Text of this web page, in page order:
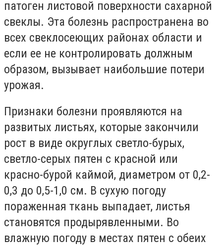
патоген листовой поверхности сахарной
свеклы. Эта болезнь распространена во
всех свеклосеющих районах области и
если ее не контролировать должным
образом, вызывает наибольшие потери
урожая.
Признаки болезни проявляются на
развитых листьях, которые закончили
рост в виде округлых светло-бурых,
светло-серых пятен с красной или
красно-бурой каймой, диаметром от 0,2-
0,3 до 0,5-1,0 см. В сухую погоду
пораженная ткань выпадает, листья
становятся продырявленными. Во
влажную погоду в местах пятен с обеих